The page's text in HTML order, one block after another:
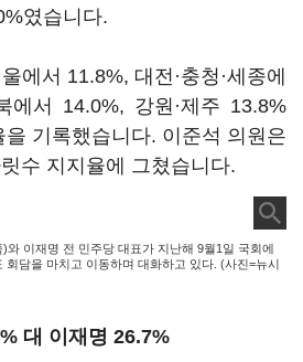
였습니다.
에서 11.8%, 대전·충청·세종에
에서 14.0%, 강원·제주 13.8%
기록했습니다. 이준석 의원은
수 지지율에 그쳤습니다.
와 이재명 전 민주당 대표가 지난해 9월1일 국회에
회담을 마치고 이동하며 대화하고 있다. (사진=뉴시
대 이재명 26.7%